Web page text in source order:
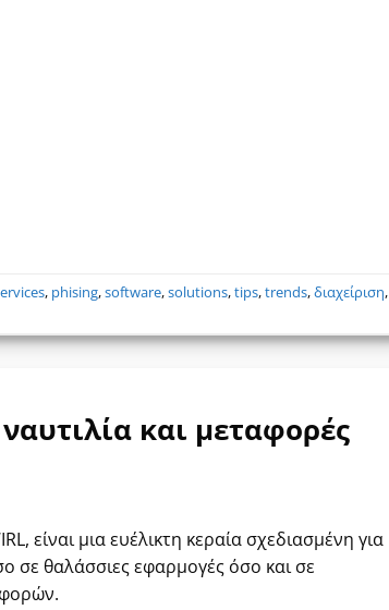
, phising,software,solutions,tips,trends,διαχείριση,
και μεταφορές
είναι μια ευέλικτη κεραία σχεδιασμένη για
σε θαλάσσιες εφαρμογές όσο και σε